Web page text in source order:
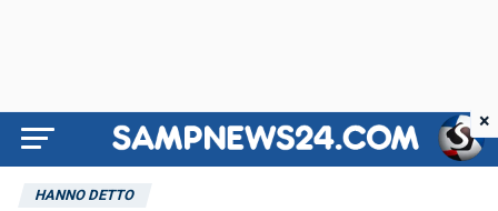
HANNO DETTO
×